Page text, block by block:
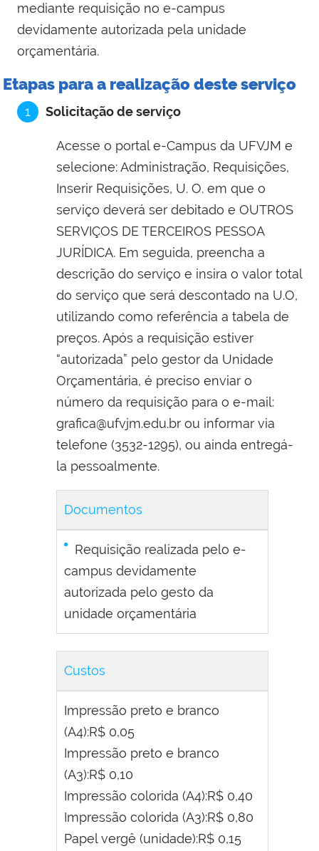
mediante requisição no e-campus
devidamente autorizada pela unidade
orçamentária.
Etapas para a realização deste serviço
1 Solicitação de serviço
Acesse o portal e-Campus da UFVJM e
selecione: Administração, Requisições,
Inserir Requisições, U. O. em que o
serviço deverá ser debitado e OUTROS
SERVIÇOS DE TERCEIROS PESSOA
JURÍDICA. Em seguida, preencha a
descrição do serviço e insira o valor total
do serviço que será descontado na U.O,
utilizando como referência a tabela de
preços. Após a requisição estiver
“autorizada” pelo gestor da Unidade
Orçamentária, é preciso enviar o
número da requisição para o e-mail:
grafica@ufvjm.edu.br ou informar via
telefone (3532-1295), ou ainda entregá-
la pessoalmente.
Documentos
Requisição realizada pelo e-
campus devidamente
autorizada pelo gesto da
unidade orçamentária
Custos
Impressão preto e branco
(A4):R$ 0,05
Impressão preto e branco
(A3):R$ 0,10
Impressão colorida (A4):R$ 0,40
Impressão colorida (A3):R$ 0,80
Papel vergê (unidade):R$ 0,15